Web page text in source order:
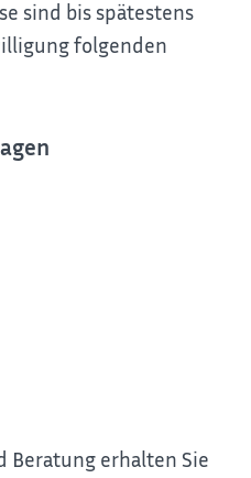
sind bis spätestens
folgenden
Beratung erhalten Sie